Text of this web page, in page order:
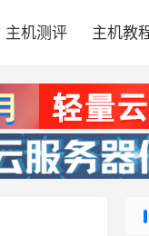
主机测评 主机教